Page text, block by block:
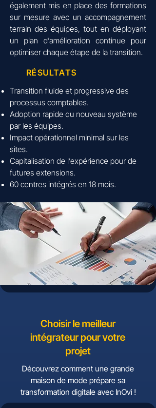
également mis en place des formations
sur mesure avec un accompagnement
terrain des équipes, tout en déployant
un plan d’amélioration continue pour
optimiser chaque étape de la transition.
RÉSULTATS
Transition fluide et progressive des
processus comptables.
Adoption rapide du nouveau système
par les équipes.
Impact opérationnel minimal sur les
sites.
Capitalisation de l’expérience pour de
futures extensions.
60 centres intégrés en 18 mois.
Choisir le meilleur
intégrateur pour votre
projet
Découvrez comment une grande
maison de mode prépare sa
transformation digitale avec InOvi !